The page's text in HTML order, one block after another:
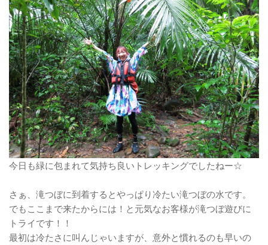
今日も緑に包まれて気持ち良いトレッキングでしたねー☆
さぁ、滝つぼに到着するとやっぱり冷たい滝つぼの水です。
でもここまで来たからには！と元気なお客様が滝つぼ遊びに
トライです！！
最初は冷たさに叫んじゃいますが、意外と慣れるのも早いの